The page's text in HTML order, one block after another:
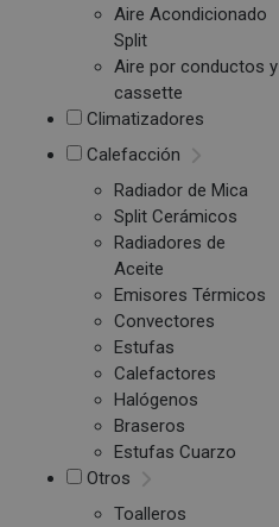
Aire Acondicionado
Split
Aire por conductos y
cassette
Climatizadores
Calefacción
Radiador de Mica
Split Cerámicos
Radiadores de
Aceite
Emisores Térmicos
Convectores
Estufas
Calefactores
Halógenos
Braseros
Estufas Cuarzo
Otros
Toalleros